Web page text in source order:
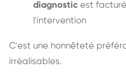
diagnostic est
l'intervention
C'est une honnêteté
irréalisables.